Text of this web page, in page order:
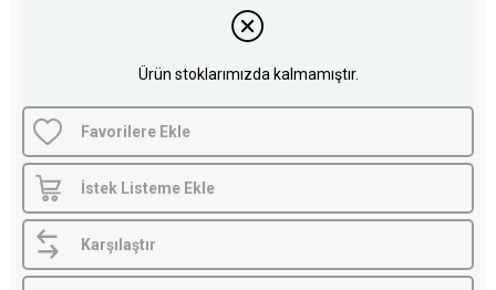
Ürün stoklarımızda kalmamıştır.
Favorilere Ekle
İstek Listeme Ekle
Karşılaştır